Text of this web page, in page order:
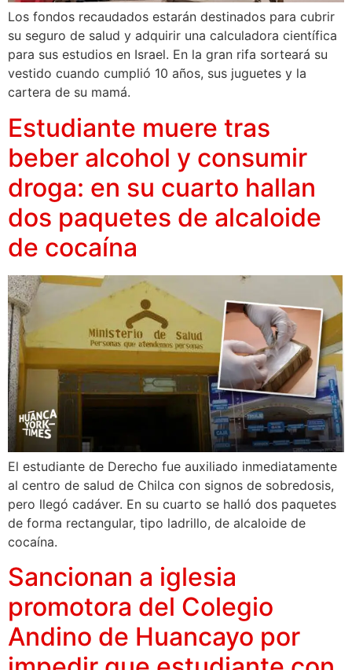
Los fondos recaudados estarán destinados para cubrir
su seguro de salud y adquirir una calculadora científica
para sus estudios en Israel. En la gran rifa sorteará su
vestido cuando cumplió 10 años, sus juguetes y la
cartera de su mamá.
Estudiante muere tras
beber alcohol y consumir
droga: en su cuarto hallan
dos paquetes de alcaloide
de cocaína
El estudiante de Derecho fue auxiliado inmediatamente
al centro de salud de Chilca con signos de sobredosis,
pero llegó cadáver. En su cuarto se halló dos paquetes
de forma rectangular, tipo ladrillo, de alcaloide de
cocaína.
Sancionan a iglesia
promotora del Colegio
Andino de Huancayo por